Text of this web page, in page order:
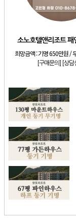
소노호텔앤리조트 패
희망금액 :기명 650만원 /
[구매문의] [상담